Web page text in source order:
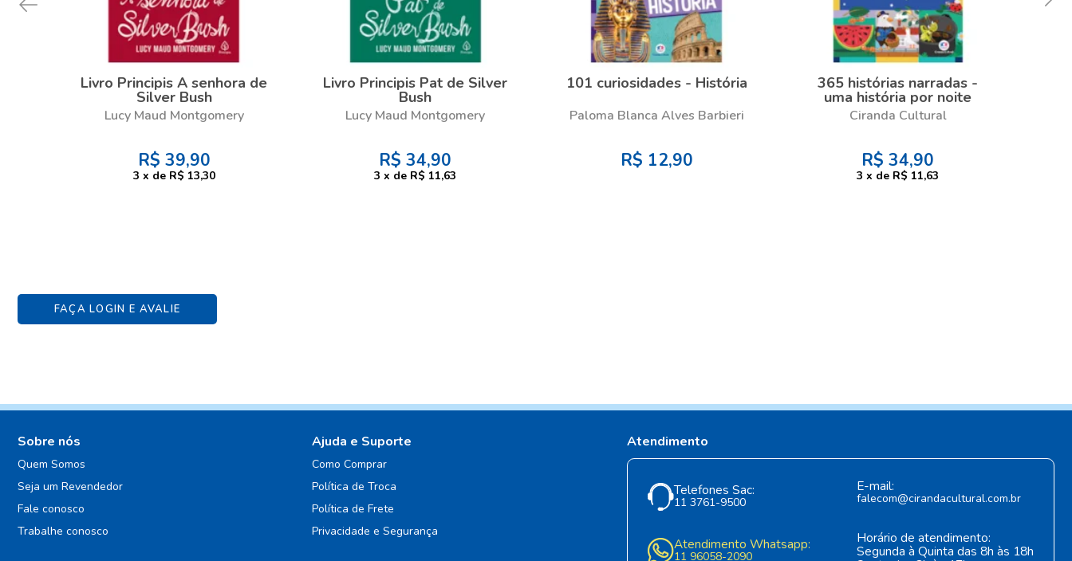
Livro Principis A senhora de
Silver Bush
Lucy Maud Montgomery
R$ 39,90
3 x de R$ 13,30
Livro Principis Pat de Silver
Bush
Lucy Maud Montgomery
R$ 34,90
3 x de R$ 11,63
101 curiosidades - História
Paloma Blanca Alves Barbieri
R$ 12,90
365 histórias narradas -
uma história por noite
Ciranda Cultural
R$ 34,90
3 x de R$ 11,63
FAÇA LOGIN E AVALIE
Sobre nós
Quem Somos
Seja um Revendedor
Fale conosco
Trabalhe conosco
Ajuda e Suporte
Como Comprar
Política de Troca
Política de Frete
Privacidade e Segurança
Atendimento
Telefones Sac:
11 3761-9500
E-mail:
falecom@cirandacultural.com.br
Atendimento Whatsapp:
11 96058-2090
Horário de atendimento:
Segunda à Quinta das 8h às 18h